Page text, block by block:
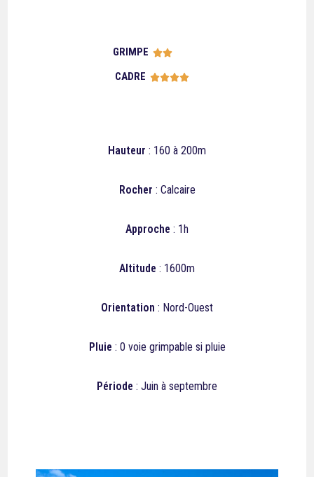
GRIMPE 
CADRE 
Hauteur : 160 à 200m
Rocher : Calcaire
Approche : 1h
Altitude : 1600m
Orientation : Nord-Ouest
Pluie : 0 voie grimpable si pluie
Période : Juin à septembre